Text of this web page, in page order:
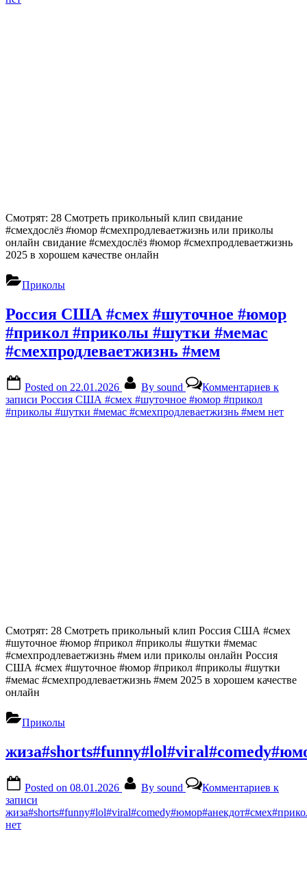
Смотрят: 28 Смотреть прикольный клип свидание
#смехдослёз #юмор #смехпродлеваетжизнь или приколы
онлайн свидание #смехдослёз #юмор #смехпродлеваетжизнь
2025 в хорошем качестве онлайн
Приколы
Россия США #смех #шуточное #юмор
#прикол #приколы #шутки #мемас
#смехпродлеваетжизнь #мем
Posted on 22.01.2026 By sound Комментариев к
записи Россия США #смех #шуточное #юмор #прикол
#приколы #шутки #мемас #смехпродлеваетжизнь #мем нет
Смотрят: 28 Смотреть прикольный клип Россия США #смех
#шуточное #юмор #прикол #приколы #шутки #мемас
#смехпродлеваетжизнь #мем или приколы онлайн Россия
США #смех #шуточное #юмор #прикол #приколы #шутки
#мемас #смехпродлеваетжизнь #мем 2025 в хорошем качестве
онлайн
Приколы
Posted on 08.01.2026 By sound Комментариев к
записи
нет